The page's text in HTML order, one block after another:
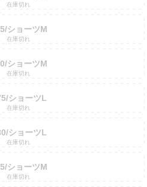
在庫切れ
ショーツM
在庫切れ
ショーツM
在庫切れ
ショーツL
在庫切れ
ショーツL
在庫切れ
ショーツM
在庫切れ